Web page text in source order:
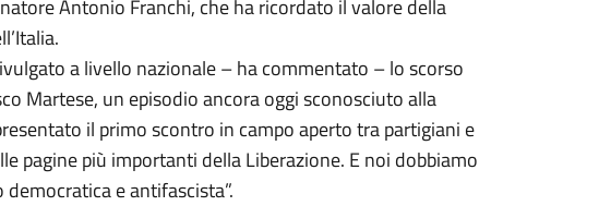
Antonio Franchi, che ha ricordato il valore della
a livello nazionale – ha commentato – lo scorso
Martese, un episodio ancora oggi sconosciuto alla
il primo scontro in campo aperto tra partigiani e
pagine più importanti della Liberazione. E noi dobbiamo
e antifascista”.